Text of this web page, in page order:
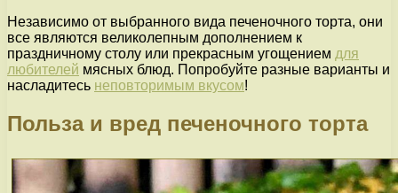
Независимо от выбранного вида печеночного торта, они
все являются великолепным дополнением к
праздничному столу или прекрасным угощением для
любителей мясных блюд. Попробуйте разные варианты и
насладитесь неповторимым вкусом!
Польза и вред печеночного торта